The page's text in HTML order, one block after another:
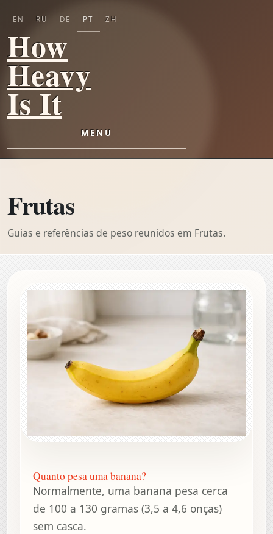
How
Heavy
Is It
MENU
EN RU DE PT ZH
Frutas
Guias e referências de peso reunidos em Frutas.
Quanto pesa uma banana?
Normalmente, uma banana pesa cerca
de 100 a 130 gramas (3,5 a 4,6 onças)
sem casca.